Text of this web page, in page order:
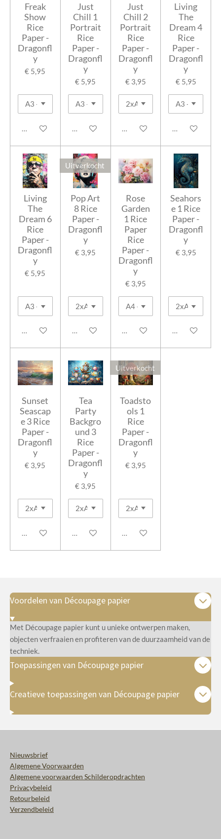
Freak
Show
Rice
Paper -
Dragonfl
y
€ 5,95
In winkelwagen
Just
Chill 1
Portrait
Rice
Paper -
Dragonfl
y
€ 5,95
In winkelwagen
Just
Chill 2
Portrait
Rice
Paper -
Dragonfl
y
€ 3,95
Houd mij op de hoogte
Living
The
Dream 4
Rice
Paper -
Dragonfl
y
€ 5,95
In
Living
The
Dream 6
Rice
Paper -
Dragonfl
y
€ 5,95
In winkelwagen
Uitverkocht
Pop Art
8 Rice
Paper -
Dragonfl
y
€ 3,95
Houd mij op de hoogte
Rose
Garden
1 Rice
Paper
Rice
Paper -
Dragonfl
y
€ 3,95
In winkelwagen
Seahors
e 1 Rice
Paper -
Dragonfl
y
€ 3,95
In
Sunset
Seascap
e 3 Rice
Paper -
Dragonfl
y
€ 3,95
In winkelwagen
Tea
Party
Backgro
und 3
Rice
Paper -
Dragonfl
y
€ 3,95
In winkelwagen
Uitverkocht
Toadsto
ols 1
Rice
Paper -
Dragonfl
y
€ 3,95
Houd mij op de hoogte
Voordelen van Découpage papier
Met Découpage papier kunt u unieke ontwerpen maken,
objecten verfraaien en profiteren van de duurzaamheid van de
techniek.
Toepassingen van Découpage papier
Creatieve toepassingen van Découpage papier
Nieuwsbrief
Algemene Voorwaarden
Algemene voorwaarden Schilderopdrachten
Privacybeleid
Retourbeleid
Verzendbeleid